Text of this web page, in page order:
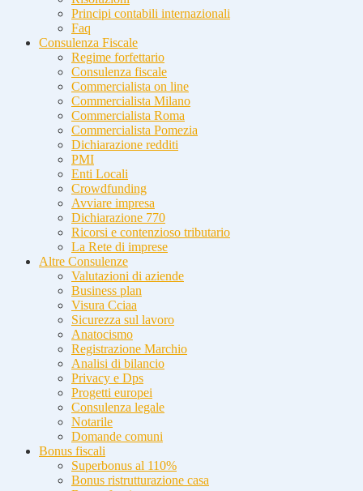
Principi contabili internazionali
Faq
Consulenza Fiscale
Regime forfettario
Consulenza fiscale
Commercialista on line
Commercialista Milano
Commercialista Roma
Commercialista Pomezia
Dichiarazione redditi
PMI
Enti Locali
Crowdfunding
Avviare impresa
Dichiarazione 770
Ricorsi e contenzioso tributario
La Rete di imprese
Altre Consulenze
Valutazioni di aziende
Business plan
Visura Cciaa
Sicurezza sul lavoro
Anatocismo
Registrazione Marchio
Analisi di bilancio
Privacy e Dps
Progetti europei
Consulenza legale
Notarile
Domande comuni
Bonus fiscali
Superbonus al 110%
Bonus ristrutturazione casa